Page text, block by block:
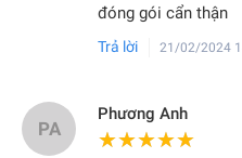
đóng gói cẩn thận
Trả lời 21/02/2024
PA
Phương Anh
★★★★★
★★★★★